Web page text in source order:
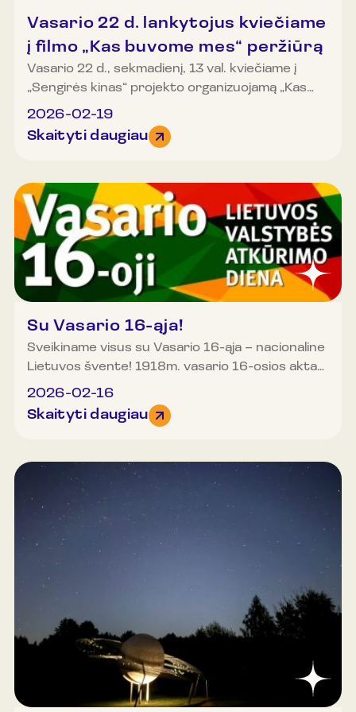
Vasario 22 d. lankytojus kviečiame
į filmo „Kas buvome mes“ peržiūrą
Vasario 22 d., sekmadienį, 13 val. kviečiame į
„Sengirės kinas“ projekto organizuojamą „Kas
buvome mes“ filmo peržiūrą Lietuvos
etnokosmologijos muziejuje.
2026-02-19
Skaityti daugiau
Su Vasario 16-ąja!
Sveikiname visus su Vasario 16-ąja – nacionaline
Lietuvos švente! 1918m. vasario 16-osios aktas,
kurį pasirašė 20 signatarų, tapo pagrindu, kuris
vienijo žmones kovojusius už laisvą ir
nepriklausomą Lietuvą. Sveikiname su
metų!
2026-02-16
Skaityti daugiau